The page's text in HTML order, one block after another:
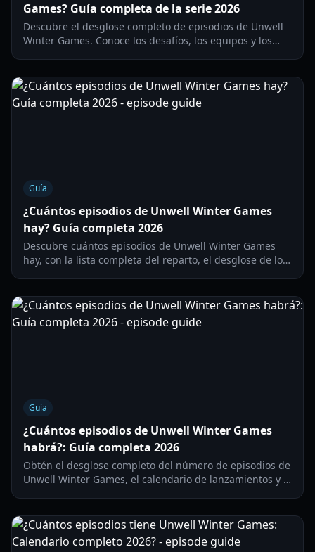
Games? Guía completa de la serie 2026
Descubre el desglose completo de episodios de Unwell
Winter Games. Conoce los desafíos, los equipos y los
Guía
¿Cuántos episodios de Unwell Winter Games
hay? Guía completa 2026
Descubre cuántos episodios de Unwell Winter Games
hay, con la lista completa del reparto, el desglose de los
Guía
¿Cuántos episodios de Unwell Winter Games
habrá?: Guía completa 2026
Obtén el desglose completo del número de episodios de
Unwell Winter Games, el calendario de lanzamientos y el